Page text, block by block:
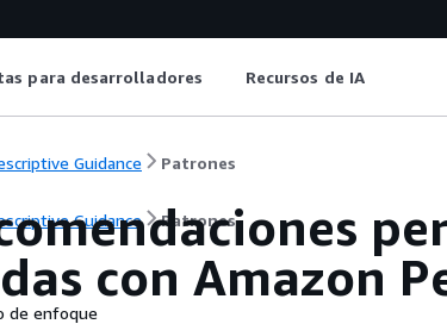
para desarrolladores Recursos de IA
Guidance Patrones
Guidance Patrones
con Amazon
de enfoque